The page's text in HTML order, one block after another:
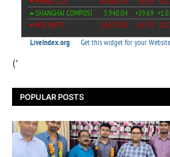
('
POPULAR POSTS